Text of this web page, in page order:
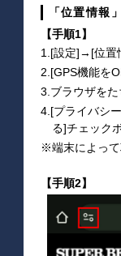
「位置情
【手順1】
1.[設定]→[位置
2.[GPS機能を
3.ブラウザを
4.[プライバシ
る]チェック
※端末によって
【手順2】